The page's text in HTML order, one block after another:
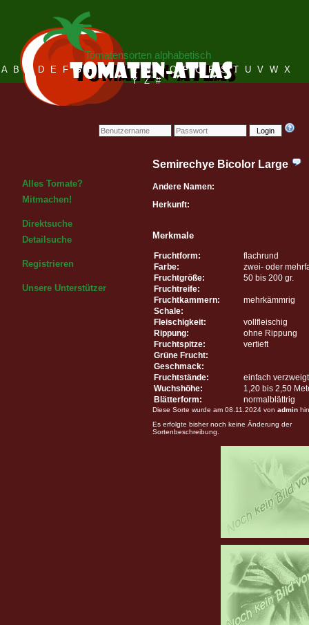
Login
Tomatensorten alphabetisch
A B C D E F G H I J K L M N O P Q R S T U V W X
Y Z #
Alles Tomate?
Mitmachen!
Direktsuche
Detailsuche
Registrieren
Unsere Unterstützer
Semirechye Bicolor Large
Andere Namen:
Herkunft:
Merkmale
Fruchtform:
flachrund
Farbe:
zwei- oder
Fruchtgröße:
50 bis 200 gr.
Fruchtreife:
Fruchtkammern:
mehrkämmrig
Schale:
Fleischigkeit:
vollfleischig
Rippung:
ohne Rippung
Fruchtspitze:
vertieft
Grüne Frucht:
Geschmack:
Fruchtstände:
einfach verzweigt
Wuchshöhe:
1,20 bis 2,50
Blätterform:
normalblättrig
Diese Sorte wurde am 08.11.2024 von admin
Es erfolgte bisher noch keine Änderung der
Sortenbeschreibung.